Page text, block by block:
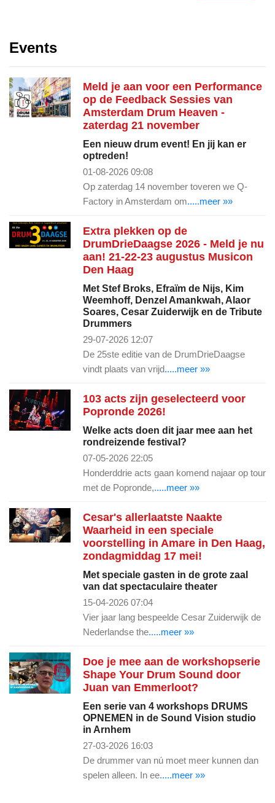
Events
Meld je aan voor een Performance
op de Feedback Sessies van
Amsterdam Drum Heaven -
zaterdag 21 november
Een nieuw drum event! En jij kan er
optreden!
01-08-2026 09:08
Op zaterdag 14 november toveren we Q-
Factory in Amsterdam om.....meer »»
Extra plekken op de
DrumDrieDaagse 2026 - Meld je nu
aan! 21-22-23 augustus Musicon
Den Haag
Met Stef Broks, Efraïm de Nijs, Kim
Weemhoff, Denzel Amankwah, Alaor
Soares, Cesar Zuiderwijk en de Tribute
Drummers
29-07-2026 12:07
De 25ste editie van de DrumDrieDaagse
vindt plaats van vrijd.....meer »»
103 acts zijn geselecteerd voor
Popronde 2026!
Welke acts doen dit jaar mee aan het
rondreizende festival?
07-05-2026 22:05
Honderddrie acts gaan komend najaar op tour
met de Popronde,.....meer »»
Cesar's allerlaatste Naakte
Waarheid in een speciale
voorstelling in Amare in Den Haag,
zondagmiddag 17 mei!
Met speciale gasten in de grote zaal
van dat spectaculaire theater
15-04-2026 07:04
Vier jaar lang bespeelde Cesar Zuiderwijk de
Nederlandse the.....meer »»
Doe je mee aan de workshopserie
Shape Your Drum Sound door
Juan van Emmerloot?
Een serie van 4 workshops DRUMS
OPNEMEN in de Sound Vision studio
in Arnhem
27-03-2026 16:03
De drummer van nú moet meer kunnen dan
spelen alleen. In ee.....meer »»